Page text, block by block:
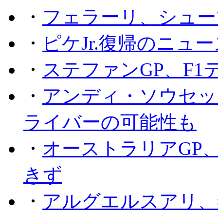
・ フェラーリ、シュ
・ ピケJr.復帰のニュ
・ ステファンGP、F1
・ アンディ・ソウセ
ライバーの可能性も
・ オーストラリアGP
きず
・ アルグエルスアリ